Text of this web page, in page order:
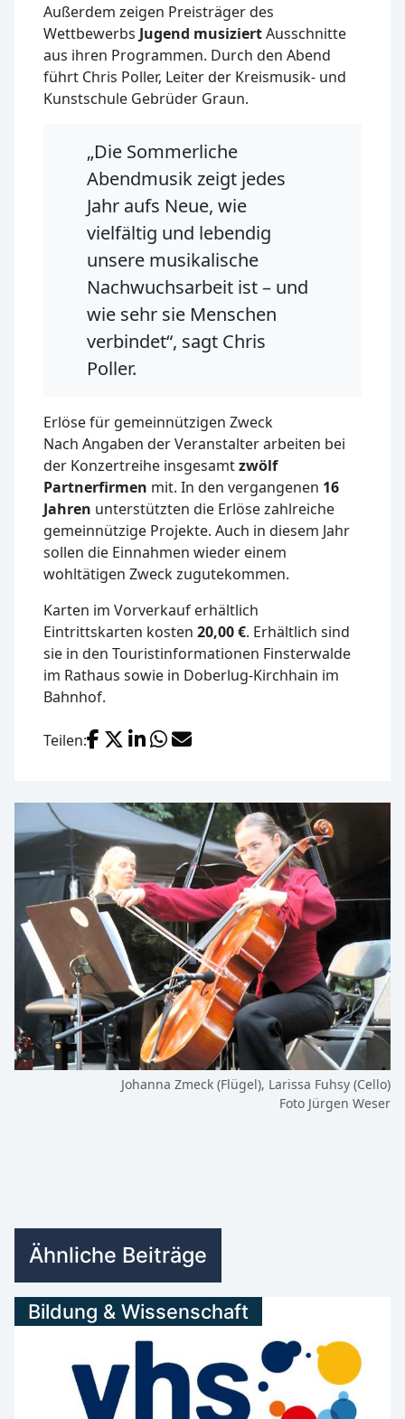
Außerdem zeigen Preisträger des
Wettbewerbs Jugend musiziertAusschnitte
aus ihren Programmen. Durch den Abend
führt Chris Poller, Leiter der Kreismusik- und
Kunstschule Gebrüder Graun.
„Die Sommerliche
Abendmusik zeigt jedes
Jahr aufs Neue, wie
vielfältig und lebendig
unsere musikalische
Nachwuchsarbeit ist – und
wie sehr sie Menschen
verbindet“, sagt Chris
Poller.
Erlöse für gemeinnützigen Zweck
Nach Angaben der Veranstalter arbeiten bei
der Konzertreihe insgesamtzwölf
Partnerfirmen mit. In den vergangenen 16
Jahren unterstützten die Erlöse zahlreiche
gemeinnützige Projekte. Auch in diesem Jahr
sollen die Einnahmen wieder einem
wohltätigen Zweck zugutekommen.
Karten im Vorverkauf erhältlich
Eintrittskarten kosten 20,00 €. Erhältlich sind
sie in den Touristinformationen Finsterwalde
im Rathaus sowie in Doberlug-Kirchhain im
Bahnhof.
Teilen: Facebook
X (Twitter)
LinkedIn
WhatsApp
Johanna Zmeck (Flügel), Larissa Fuhsy (Cello)
Foto Jürgen Weser
Ähnliche Beiträge
Bildung & Wissenschaft